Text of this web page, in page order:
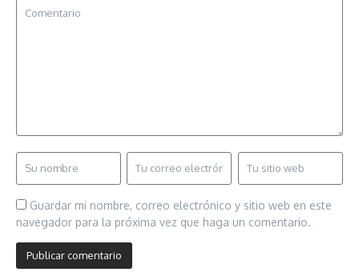
Guardar mi nombre, correo electrónico y sitio web en este
navegador para la próxima vez que haga un comentario.